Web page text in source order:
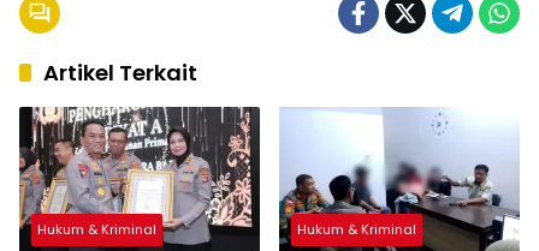
Artikel Terkait
Hukum & Kriminal Hukum & Kriminal